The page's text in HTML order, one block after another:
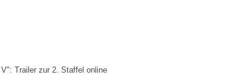
Trailer zur 2. Staffel online